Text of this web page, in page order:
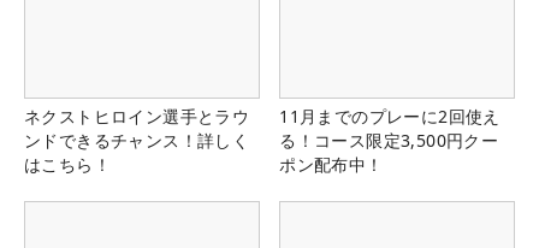
ネクストヒロイン選手とラウ
ンドできるチャンス！詳しく
はこちら！
11月までのプレーに2回使え
る！コース限定3,500円クー
ポン配布中！